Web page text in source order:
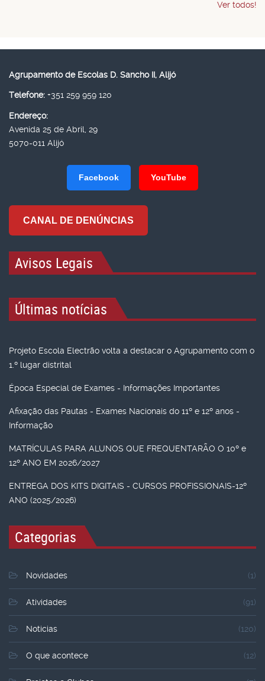
Ver todos!
Agrupamento de Escolas D. Sancho II, Alijó
Telefone: +351 259 959 120
Endereço:
Avenida 25 de Abril, 29
5070-011 Alijó
Facebook YouTube
CANAL DE DENÚNCIAS
Avisos Legais
Últimas notícias
Projeto Escola Electrão volta a destacar o Agrupamento com o
1.º lugar distrital
Época Especial de Exames - Informações Importantes
Afixação das Pautas - Exames Nacionais do 11º e 12º anos -
Informação
MATRÍCULAS PARA ALUNOS QUE FREQUENTARÃO O 10º e
12º ANO EM 2026/2027
ENTREGA DOS KITS DIGITAIS - CURSOS PROFISSIONAIS-12º
ANO (2025/2026)
Categorias
Novidades (1)
Atividades (91)
Noticias (120)
O que acontece (12)